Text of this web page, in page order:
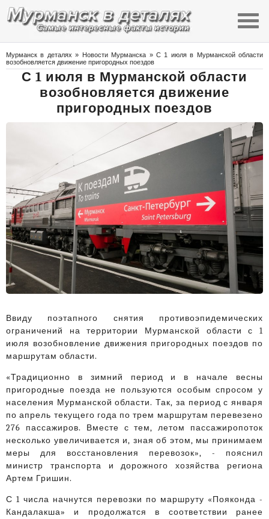
Мурманск в деталях » Новости Мурманска » С 1 июля в Мурманской области
возобновляется движение пригородных поездов
С 1 июля в Мурманской области
возобновляется движение
пригородных поездов
Ввиду поэтапного снятия противоэпидемических
ограничений на территории Мурманской области с 1
июля возобновление движения пригородных поездов по
маршрутам области.
«Традиционно в зимний период и в начале весны
пригородные поезда не пользуются особым спросом у
населения Мурманской области. Так, за период с января
по апрель текущего года по трем маршрутам перевезено
276 пассажиров. Вместе с тем, летом пассажиропоток
несколько увеличивается и, зная об этом, мы принимаем
меры для восстановления перевозок», - пояснил
министр транспорта и дорожного хозяйства региона
Артем Гришин.
С 1 числа начнутся перевозки по маршруту «Пояконда -
Кандалакша» и продолжатся в соответствии ранее